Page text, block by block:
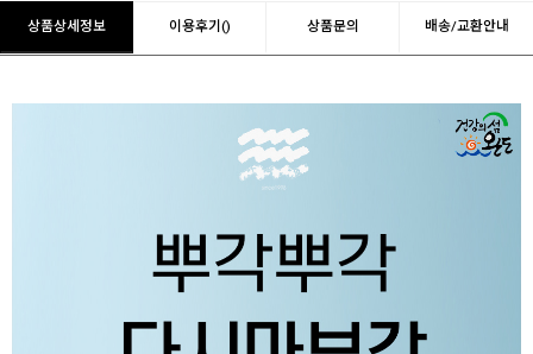
상품상세정보 이용후기() 상품문의 배송/교환안내